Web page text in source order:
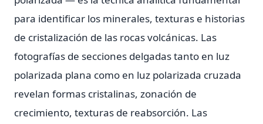
para identificar los minerales, texturas e historias
de cristalización de las rocas volcánicas. Las
fotografías de secciones delgadas tanto en luz
polarizada plana como en luz polarizada cruzada
revelan formas cristalinas, zonación de
crecimiento, texturas de reabsorción. Las